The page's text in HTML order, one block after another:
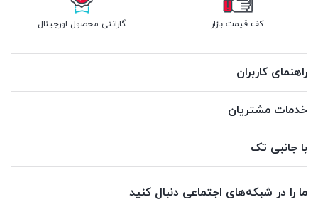
کف قیمت بازار گارانتی محصول اورجینال
راهنمای کاربران
خدمات مشتریان
با جانبی تک
ما را در شبکه‌های اجتماعی دنبال کنید